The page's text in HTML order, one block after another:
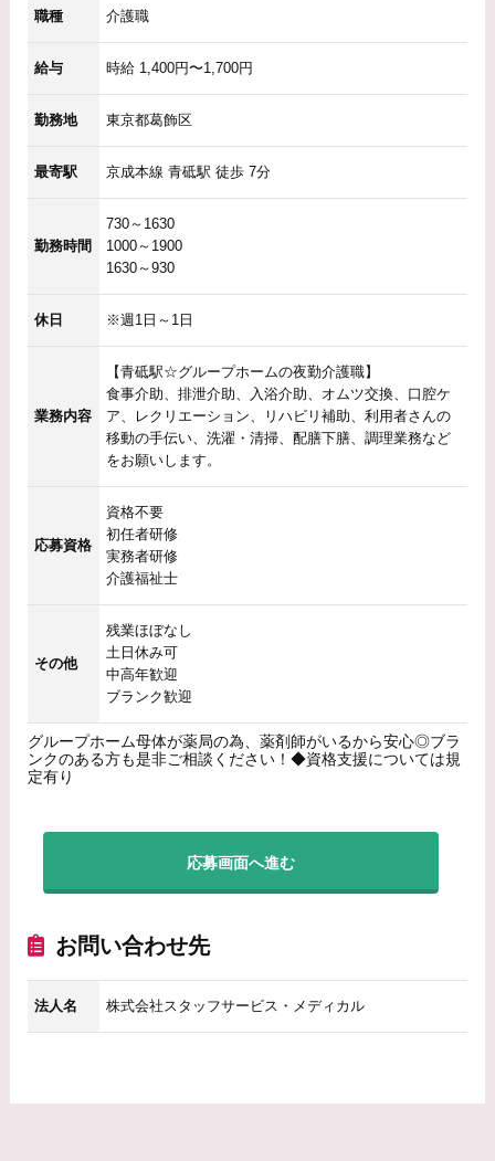
職種 介護職
給与 時給 1,400円〜1,700円
勤務地 東京都葛飾区
最寄駅 京成本線 青砥駅 徒歩 7分
勤務時間
730～1630
1000～1900
1630～930
休日 ※週1日～1日
業務内容
【青砥駅☆グループホームの夜勤介護職】
食事介助、排泄介助、入浴介助、オムツ交換、口腔ケ
ア、レクリエーション、リハビリ補助、利用者さんの
移動の手伝い、洗濯・清掃、配膳下膳、調理業務など
をお願いします。
応募資格
資格不要
初任者研修
実務者研修
介護福祉士
その他
残業ほぼなし
土日休み可
中高年歓迎
ブランク歓迎
グループホーム母体が薬局の為、薬剤師がいるから安心◎ブラ
ンクのある方も是非ご相談ください！◆資格支援については規
定有り
応募画面へ進む
お問い合わせ先
法人名 株式会社スタッフサービス・メディカル